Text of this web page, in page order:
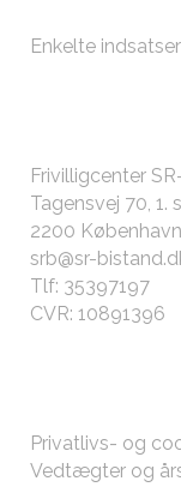
Enkelte
Frivilligcenter
Tagensvej 70, 1.
2200
srb@sr-
Tlf: 35397197
CVR: 10891396
Privatlivs- og
Vedtægter og